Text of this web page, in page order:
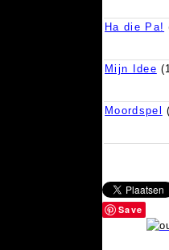
Ha die Pa!
Mijn Idee
Moordspel
Save